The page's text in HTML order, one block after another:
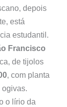
depois
está
estudantil.
Francisco
de tijolos
, com planta
ogivas.
o lírio da